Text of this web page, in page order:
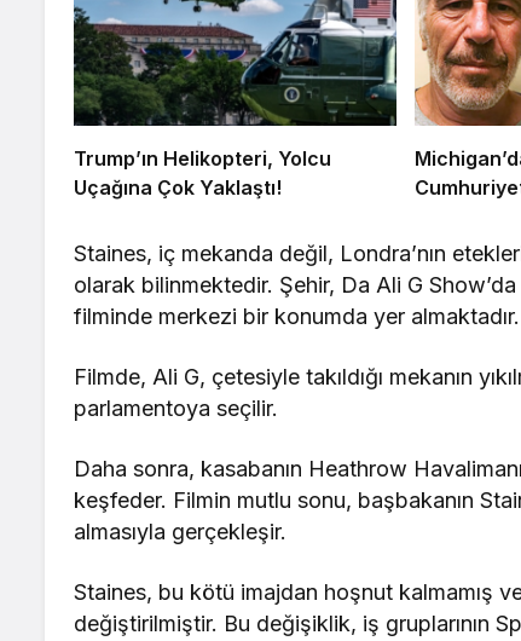
Trump’ın Helikopteri, Yolcu
Uçağına Çok Yaklaştı!
Staines, iç mekanda değil, Londra’nın
olarak bilinmektedir. Şehir, Da Ali G
filminde merkezi bir konumda yer almaktadır.
Filmde, Ali G, çetesiyle takıldığı mekanın
parlamentoya seçilir.
Daha sonra, kasabanın Heathrow
keşfeder. Filmin mutlu sonu, başbakanın
almasıyla gerçekleşir.
Staines, bu kötü imajdan hoşnut kalmamış
değiştirilmiştir. Bu değişiklik, iş gruplarının